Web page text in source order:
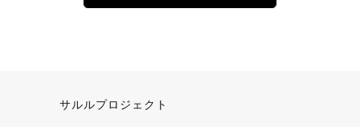
サルルプロジェクト